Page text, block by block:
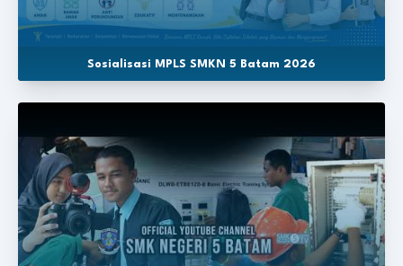
Sosialisasi MPLS SMKN 5 Batam 2026